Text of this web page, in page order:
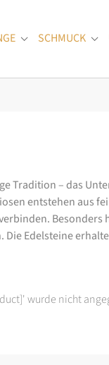
"Verlobungsringe"
Submenu for
SCHMUCK
Tradition – das
entstehen aus
Edelsteine
wurde nicht